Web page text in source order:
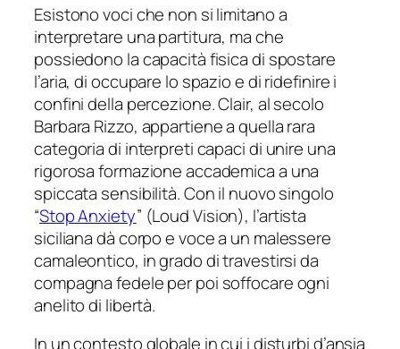
Esistono voci che non si limitano a
interpretare una partitura, ma che
possiedono la capacità fisica di spostare
l’aria, di occupare lo spazio e di ridefinire i
confini della percezione. Clair, al secolo
Barbara Rizzo, appartiene a quella rara
categoria di interpreti capaci di unire una
rigorosa formazione accademica a una
spiccata sensibilità. Con il nuovo singolo
“Stop Anxiety” (Loud Vision), l’artista
siciliana dà corpo e voce a un malessere
camaleontico, in grado di travestirsi da
compagna fedele per poi soffocare ogni
anelito di libertà.
In un contesto globale in cui i disturbi d’ansia